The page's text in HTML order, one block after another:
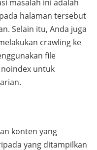
masalah ini adalah
halaman tersebut
Selain itu, Anda juga
crawling ke
file
untuk
konten yang
yang ditampilkan